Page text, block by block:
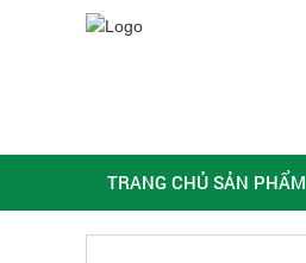
TRANG CHỦ SẢN PHẨM